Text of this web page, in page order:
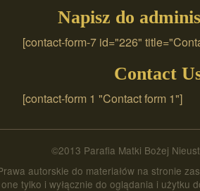
Napisz do
[contact-form-7 id="226"
Contact
[contact-form 1 "Contact form 1"]
©2013 Parafia Matki Bożej
autorskie do materiałów na stronie
one tylko i wyłącznie do oglądania i użytku